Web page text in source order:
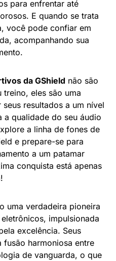
para enfrentar até
E quando se trata
você pode confiar em
acompanhando sua
da GShield não são
treino, eles são uma
resultados a um nível
a qualidade do seu áudio
a linha de fones de
e prepare-se para
a um patamar
conquista está apenas
uma verdadeira pioneira
impulsionada
excelência. Seus
harmoniosa entre
de vanguarda, o que